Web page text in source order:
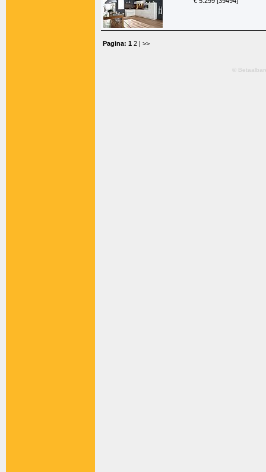
Pagina: 1 2 | >>
©